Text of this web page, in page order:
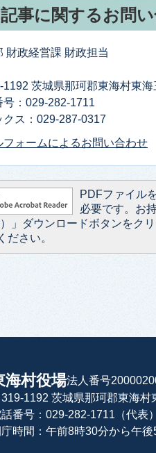
事に関するお問
財政経営課 財政担当
1192 茨城県那珂郡東海村東
号：029-282-1711
クス：029-287-0317
フォームによるお問い合わせ
PDFファイル
必要です。お
」ダウンロードボタンをク
ださい。
海村役場法人番号
319-1192 茨城県那珂郡東海村
番号：029-282-1711（代表）
庁時間：午前8時30分から午